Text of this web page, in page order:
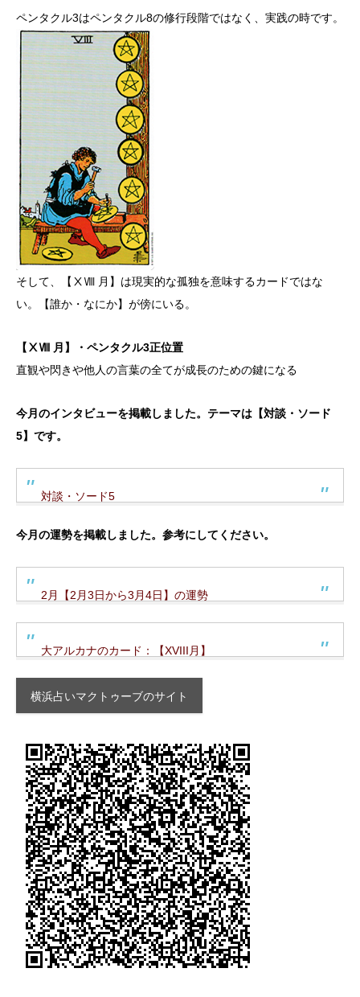
ペンタクル3はペンタクル8の修行段階ではなく、実践の時です。
そして、【ⅩⅧ 月】は現実的な孤独を意味するカードではな
い。【誰か・なにか】が傍にいる。
【ⅩⅧ 月】・ペンタクル3正位置
直観や閃きや他人の言葉の全てが成長のための鍵になる
今月のインタビューを掲載しました。テーマは【対談・ソード
5】です。
対談・ソード5
今月の運勢を掲載しました。参考にしてください。
2月【2月3日から3月4日】の運勢
大アルカナのカード：【XVIII月】
横浜占いマクトゥーブのサイト